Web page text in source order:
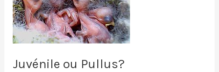
Juvénile ou Pullus?